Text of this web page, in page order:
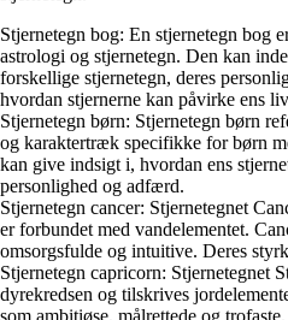
Stjernetegn bog: En stjernetegn bog
astrologi og stjernetegn. Den kan
forskellige stjernetegn, deres
hvordan stjernerne kan påvirke ens
Stjernetegn børn: Stjernetegn børn
og karaktertræk specifikke for børn
kan give indsigt i, hvordan ens
personlighed og adfærd.
Stjernetegn cancer: Stjernetegnet
er forbundet med vandelementet.
omsorgsfulde og intuitive. Deres
Stjernetegn capricorn: Stjernetegnet
dyrekredsen og tilskrives
som ambitiøse, målrettede og